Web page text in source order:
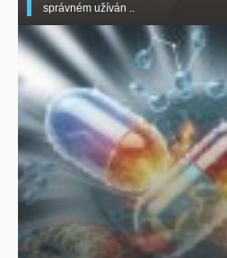
správném užíván ..